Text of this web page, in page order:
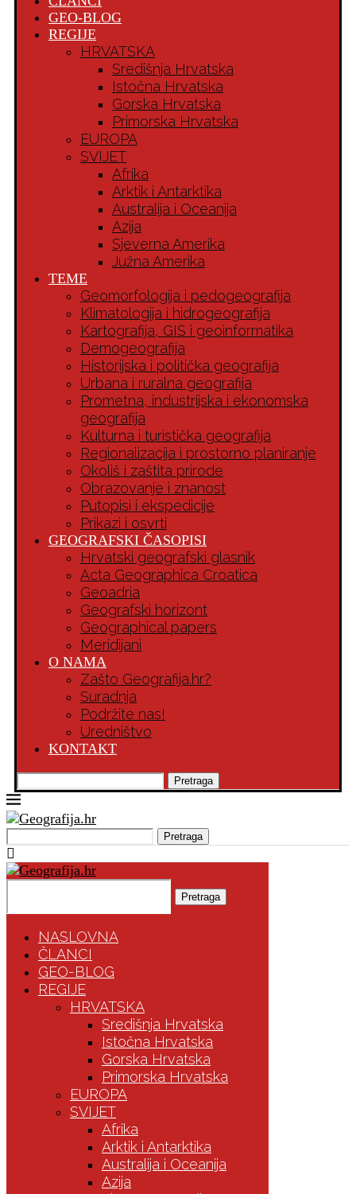
GEO-BLOG
REGIJE
HRVATSKA
Središnja Hrvatska
Istočna Hrvatska
Gorska Hrvatska
Primorska Hrvatska
EUROPA
SVIJET
Afrika
Arktik i Antarktika
Australija i Oceanija
Azija
Sjeverna Amerika
Južna Amerika
TEME
Geomorfologija i pedogeografija
Klimatologija i hidrogeografija
Kartografija, GIS i geoinformatika
Demogeografija
Historijska i politička geografija
Urbana i ruralna geografija
Prometna, industrijska i ekonomska
geografija
Kulturna i turistička geografija
Regionalizacija i prostorno planiranje
Okoliš i zaštita prirode
Obrazovanje i znanost
Putopisi i ekspedicije
Prikazi i osvrti
GEOGRAFSKI ČASOPISI
Hrvatski geografski glasnik
Acta Geographica Croatica
Geoadria
Geografski horizont
Geographical papers
Meridijani
O NAMA
Zašto Geografija.hr?
Suradnja
Podržite nas!
Uredništvo
KONTAKT
Pretraga
Pretraga
Pretraga
NASLOVNA
ČLANCI
GEO-BLOG
REGIJE
HRVATSKA
Središnja Hrvatska
Istočna Hrvatska
Gorska Hrvatska
Primorska Hrvatska
EUROPA
SVIJET
Afrika
Arktik i Antarktika
Australija i Oceanija
Azija